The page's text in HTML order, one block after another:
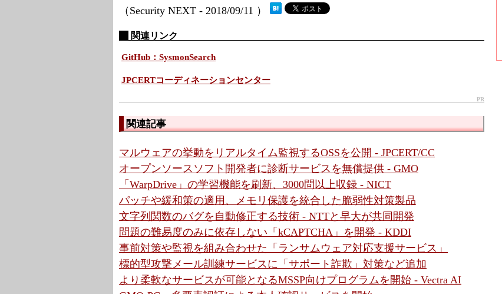
（Security NEXT - 2018/09/11 ）
関連リンク
GitHub：SysmonSearch
JPCERTコーディネーションセンター
PR
関連記事
マルウェアの挙動をリアルタイム監視するOSSを公開 - JPCERT/CC
オープンソースソフト開発者に診断サービスを無償提供 - GMO
「WarpDrive」の学習機能を刷新、3000問以上収録 - NICT
パッチや緩和策の適用、メモリ保護を統合した脆弱性対策製品
文字列関数のバグを自動修正する技術 - NTTと早大が共同開発
問題の難易度のみに依存しない「kCAPTCHA」を開発 - KDDI
事前対策や監視を組み合わせた「ランサムウェア対応支援サービス」
標的型攻撃メール訓練サービスに「サポート詐欺」対策など追加
より柔軟なサービスが可能となるMSSP向けプログラムを開始 - Vectra AI